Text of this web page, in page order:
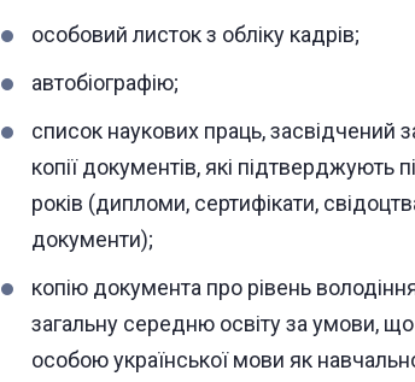
особовий листок з обліку кадрів;
автобіографію;
список наукових праць, засвідчений
копії документів, які підтверджують
років (дипломи, сертифікати,
документи);
копію документа про рівень
загальну середню освіту за умови,
особою української мови як